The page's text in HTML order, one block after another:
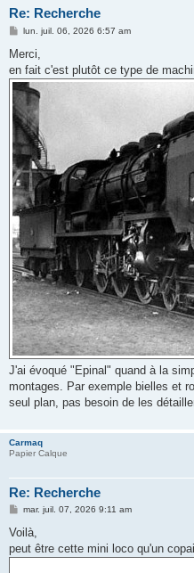
Re: Recherche
M
s
a
g
e
lun. juil. 06, 2026 6:57 am
Merci,
en fait c'est plutôt ce type de
J'ai évoqué "Epinal" quand à la
montages. Par exemple bielles et
seul plan, pas besoin de les
Carmaq
Papier Calque
Re: Recherche
M
s
a
mar. juil. 07, 2026 9:11 am
Voilà,
peut être cette mini loco qu'un